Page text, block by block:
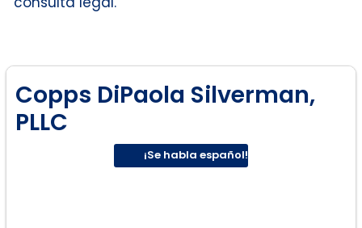
Copps DiPaola Silverman,
PLLC
¡Se habla español!